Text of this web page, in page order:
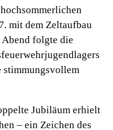
mit dem Zeltaufbau
Abend folgte die
Jubiläum erhielt
– ein Zeichen des